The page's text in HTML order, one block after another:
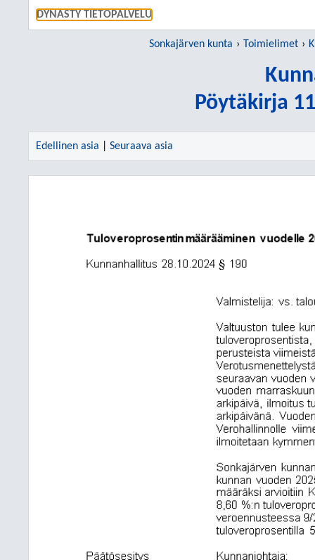
DYNASTY TIETOPALVELU
Sonkajärven kunta Toimielimet
Pöytäkirja
Edellinen asia Seuraava asia